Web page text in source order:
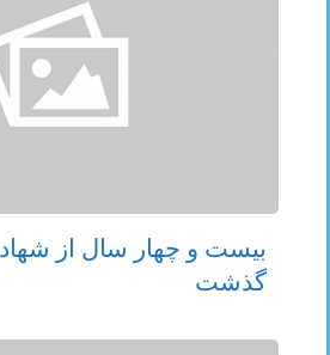
بیست و چهار سال از
گذشت